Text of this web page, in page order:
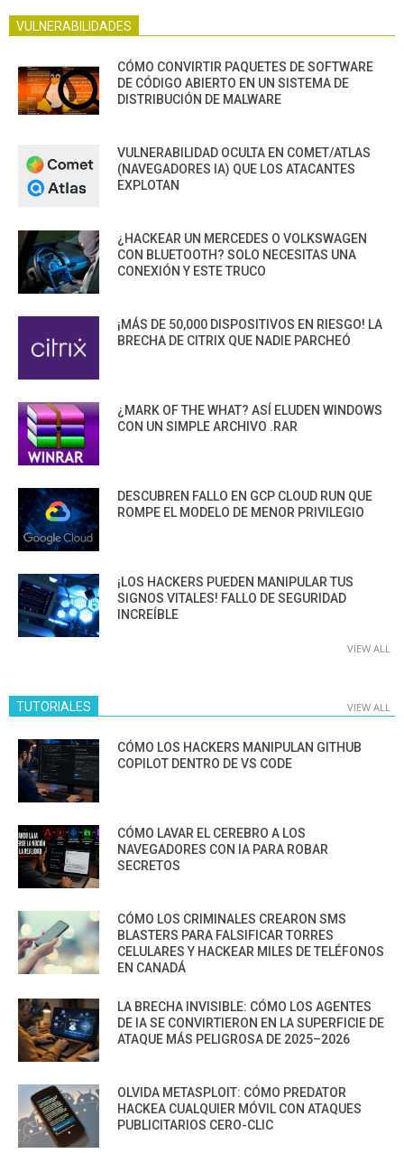
VULNERABILIDADES
CÓMO CONVIRTIR PAQUETES DE SOFTWARE
DE CÓDIGO ABIERTO EN UN SISTEMA DE
DISTRIBUCIÓN DE MALWARE
VULNERABILIDAD OCULTA EN COMET/ATLAS
(NAVEGADORES IA) QUE LOS ATACANTES
EXPLOTAN
¿HACKEAR UN MERCEDES O VOLKSWAGEN
CON BLUETOOTH? SOLO NECESITAS UNA
CONEXIÓN Y ESTE TRUCO
¡MÁS DE 50,000 DISPOSITIVOS EN RIESGO! LA
BRECHA DE CITRIX QUE NADIE PARCHEÓ
¿MARK OF THE WHAT? ASÍ ELUDEN WINDOWS
CON UN SIMPLE ARCHIVO .RAR
DESCUBREN FALLO EN GCP CLOUD RUN QUE
ROMPE EL MODELO DE MENOR PRIVILEGIO
¡LOS HACKERS PUEDEN MANIPULAR TUS
SIGNOS VITALES! FALLO DE SEGURIDAD
INCREÍBLE
VIEW ALL
TUTORIALES VIEW ALL
CÓMO LOS HACKERS MANIPULAN GITHUB
COPILOT DENTRO DE VS CODE
CÓMO LAVAR EL CEREBRO A LOS
NAVEGADORES CON IA PARA ROBAR
SECRETOS
CÓMO LOS CRIMINALES CREARON SMS
BLASTERS PARA FALSIFICAR TORRES
CELULARES Y HACKEAR MILES DE TELÉFONOS
EN CANADÁ
LA BRECHA INVISIBLE: CÓMO LOS AGENTES
DE IA SE CONVIRTIERON EN LA SUPERFICIE DE
ATAQUE MÁS PELIGROSA DE 2025–2026
OLVIDA METASPLOIT: CÓMO PREDATOR
HACKEA CUALQUIER MÓVIL CON ATAQUES
PUBLICITARIOS CERO-CLIC